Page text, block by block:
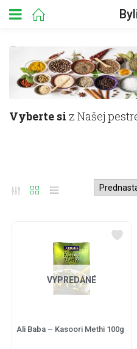
Vyberte si z Našej
VYPREDANÉ
Ali Baba – Kasoori Methi 100g